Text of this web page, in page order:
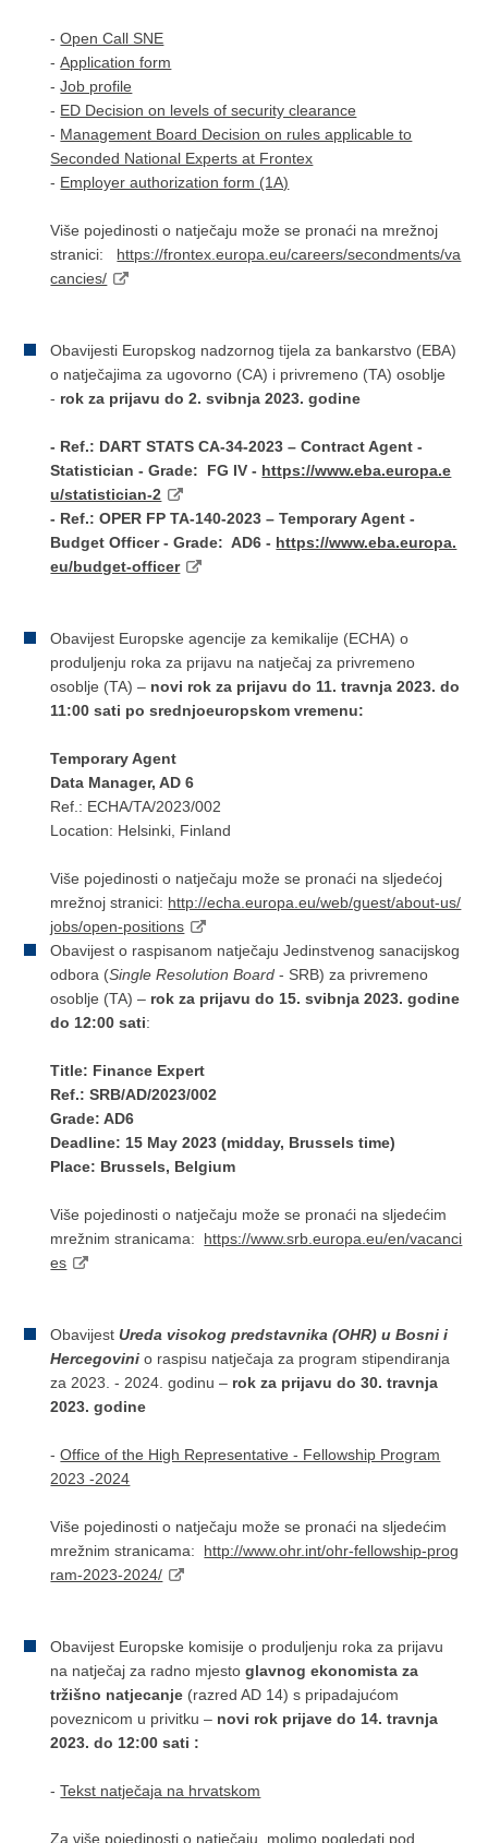
-Open Call SNE
-Application form
-Job profile
- ED Decision on levels of security clearance
- Management Board Decision on rules applicable to
Seconded National Experts at Frontex
- Employer authorization form (1A)
Više pojedinosti o natječaju može se pronaći na mrežnoj
stranici: https://frontex.europa.eu/careers/secondments/va
cancies/
Obavijesti Europskog nadzornog tijela za bankarstvo (EBA)
o natječajima za ugovorno (CA) i privremeno (TA) osoblje
- rok za prijavu do 2. svibnja 2023. godine
- Ref.: DART STATS CA-34-2023 – Contract Agent -
Statistician - Grade: FG IV - https://www.eba.europa.e
u/statistician-2
- Ref.: OPER FP TA-140-2023 – Temporary Agent -
Budget Officer - Grade: AD6 - https://www.eba.europa.
eu/budget-officer
Obavijest Europske agencije za kemikalije (ECHA) o
produljenju roka za prijavu na natječaj za privremeno
osoblje (TA) – novi rok za prijavu do 11. travnja 2023. do
11:00 sati po srednjoeuropskom vremenu:
Temporary Agent
Data Manager, AD 6
Ref.: ECHA/TA/2023/002
Location: Helsinki, Finland
Više pojedinosti o natječaju može se pronaći na sljedećoj
mrežnoj stranici: http://echa.europa.eu/web/guest/about-us/
jobs/open-positions
Obavijest o raspisanom natječaju Jedinstvenog sanacijskog
odbora (Single Resolution Board - SRB) za privremeno
osoblje (TA) – rok za prijavu do 15. svibnja 2023. godine
do 12:00 sati:
Title: Finance Expert
Ref.: SRB/AD/2023/002
Grade: AD6
Deadline: 15 May 2023 (midday, Brussels time)
Place: Brussels, Belgium
Više pojedinosti o natječaju može se pronaći na sljedećim
mrežnim stranicama: https://www.srb.europa.eu/en/vacanci
es
ObavijestUreda visokog predstavnika (OHR) u Bosni i
Hercegovini o raspisu natječaja za program stipendiranja
za 2023. - 2024. godinu – rok za prijavu do 30. travnja
2023. godine
-Office of the High Representative - Fellowship Program
2023 -2024
Više pojedinosti o natječaju može se pronaći na sljedećim
mrežnim stranicama: http://www.ohr.int/ohr-fellowship-prog
ram-2023-2024/
Obavijest Europske komisije o produljenju roka za prijavu
na natječaj za radno mjestoglavnog ekonomista za
tržišno natjecanje (razred AD 14) s pripadajućom
poveznicom u privitku – novi rok prijave do 14. travnja
2023. do 12:00 sati :
-Tekst natječaja na hrvatskom
Za više pojedinosti o natječaju, molimo pogledati pod